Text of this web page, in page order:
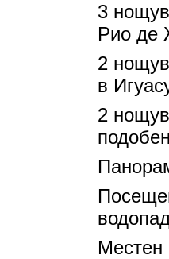
3
Рио де
2
в
2
Местен